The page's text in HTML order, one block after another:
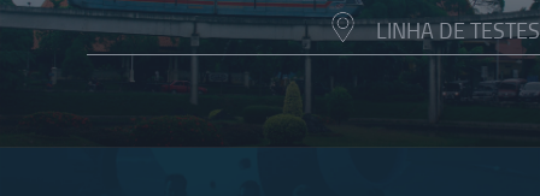
LINHA DE TESTES